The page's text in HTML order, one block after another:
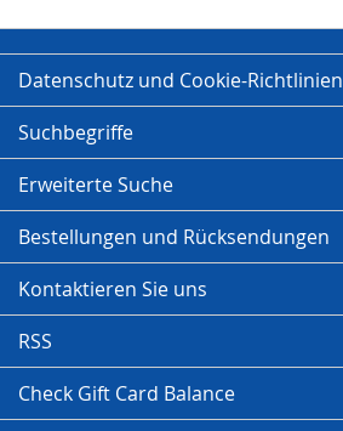
Datenschutz und Cookie-Richtlinien
Suchbegriffe
Erweiterte Suche
Bestellungen und Rücksendungen
Kontaktieren Sie uns
RSS
Check Gift Card Balance